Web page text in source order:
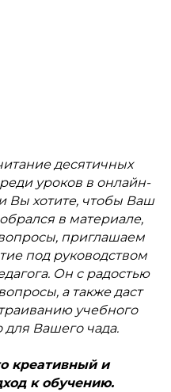
десятичных
уроков в онлайн-
Вы хотите, чтобы Ваш
в материале,
приглашаем
под руководством
Он с радостью
а также даст
учебного
для Вашего чада.
креативный и
к обучению.